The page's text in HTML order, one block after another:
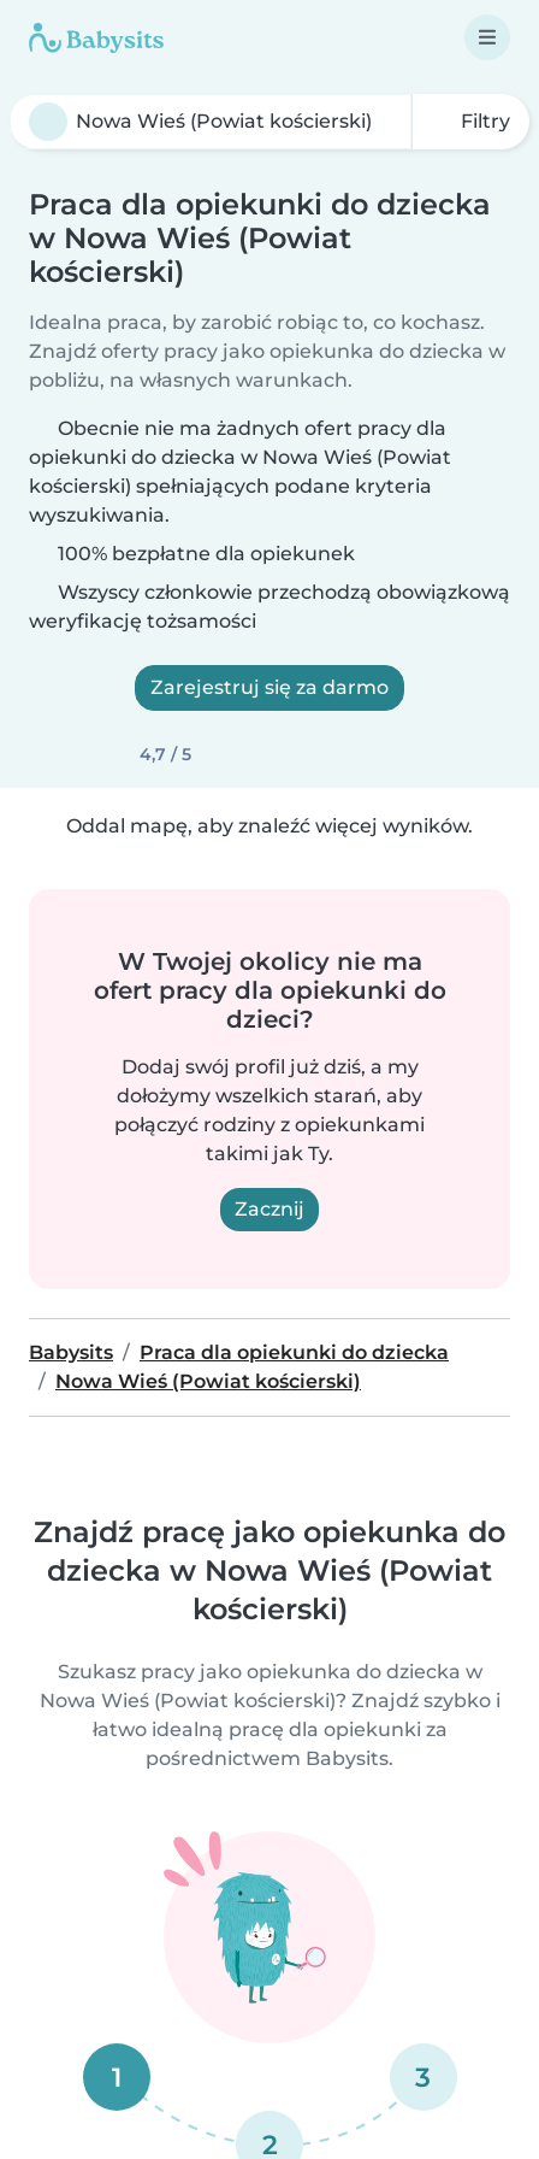
Filtry
Praca dla opiekunki do dziecka
w Nowa Wieś (Powiat
kościerski)
Idealna praca, by zarobić robiąc to, co kochasz.
Znajdź oferty pracy jako opiekunka do dziecka w
pobliżu, na własnych warunkach.
Obecnie nie ma żadnych ofert pracy dla
opiekunki do dziecka w Nowa Wieś (Powiat
kościerski) spełniających podane kryteria
wyszukiwania.
100% bezpłatne dla opiekunek
Wszyscy członkowie przechodzą obowiązkową
weryfikację tożsamości
Zarejestruj się za darmo
4,7 / 5
Oddal mapę, aby znaleźć więcej wyników.
W Twojej okolicy nie ma
ofert pracy dla opiekunki do
dzieci?
Dodaj swój profil już dziś, a my
dołożymy wszelkich starań, aby
połączyć rodziny z opiekunkami
takimi jak Ty.
Zacznij
Babysits
Praca dla opiekunki do dziecka
Nowa Wieś (Powiat kościerski)
Znajdź pracę jako opiekunka do
dziecka w Nowa Wieś (Powiat
kościerski)
Szukasz pracy jako opiekunka do dziecka w
Nowa Wieś (Powiat kościerski)? Znajdź szybko i
łatwo idealną pracę dla opiekunki za
pośrednictwem Babysits.
1
2
3